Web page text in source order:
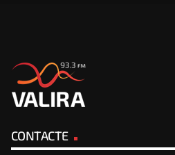
CONTACTE